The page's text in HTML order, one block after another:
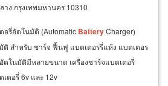
ง กรุงเทพมหานคร 10310
อรี่อัตโนมัติ (Automatic BatteryCharger)
ติ สำหรับ ชาร์จ ฟื้นฟู แบตเตอรรี่แห้ง แบตเตอร
ตโนมัติมีหลายขนาด เครื่องชาร์จแบตเตอรี่
ตอรี่ 6v และ 12v